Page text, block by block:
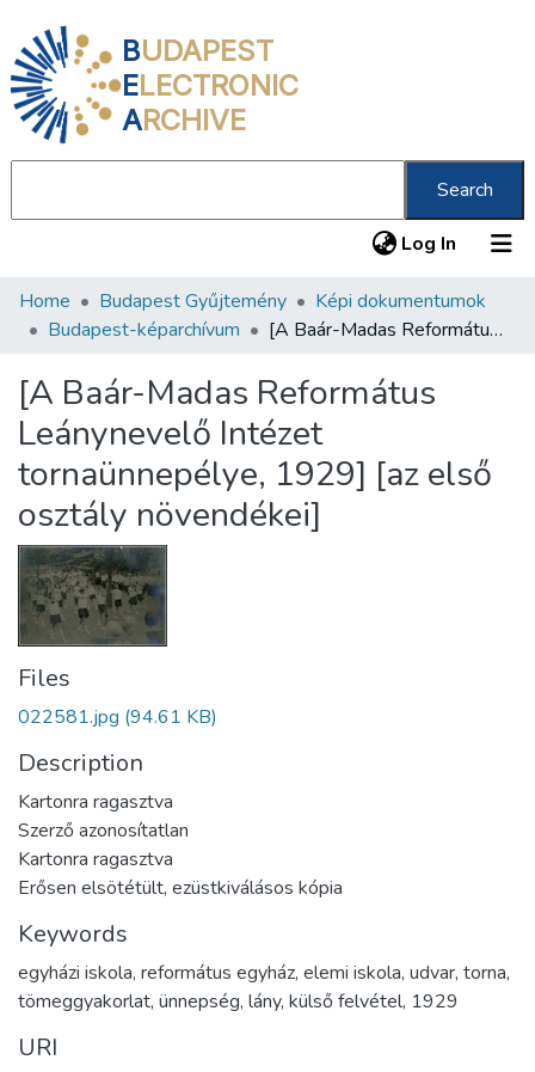
BUDAPEST
ELECTRONIC
ARCHIVE
Search
Log In (current)
Communities & Collections
Statistics
About us
Home Budapest Gyűjtemény
Képi dokumentumok
Budapest-képarchívum
[A Baár-Madas Református Leánynevelő Intézet tornaünnepélye, 1929] [az első osztály növendékei]
[A Baár-Madas Református
Leánynevelő Intézet
tornaünnepélye, 1929] [az első
osztály növendékei]
Files
022581.jpg (94.61 KB)
Description
Kartonra ragasztva
Szerző azonosítatlan
Kartonra ragasztva
Erősen elsötétült, ezüstkiválásos kópia
Keywords
egyházi iskola, református egyház, elemi iskola, udvar, torna,
tömeggyakorlat, ünnepség, lány, külső felvétel, 1929
URI